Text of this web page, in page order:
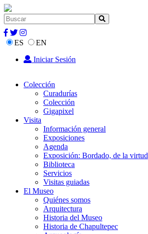
ES
EN
Iniciar Sesión
Colección
Curadurías
Colección
Gigapixel
Visita
Información general
Exposiciones
Agenda
Exposición: Bordado, de la virtud
Biblioteca
Servicios
Visitas guiadas
El Museo
Quiénes somos
Arquitectura
Historia del Museo
Historia de Chapultepec